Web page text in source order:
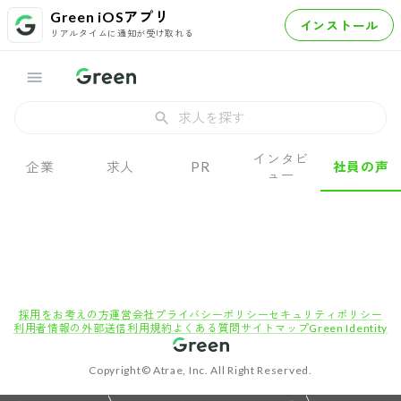
Green iOSアプリ
リアルタイムに通知が受け取れる インストール
求人を探す
企業 求人 PR
インタビ
ュー
社員の声
採用をお考えの方運営会社 プライバシーポリシーセキュリティポリシー
利用者情報の外部送信利用規約 よくある質問 サイトマップGreen Identity
Copyright© Atrae, Inc. All Right Reserved.